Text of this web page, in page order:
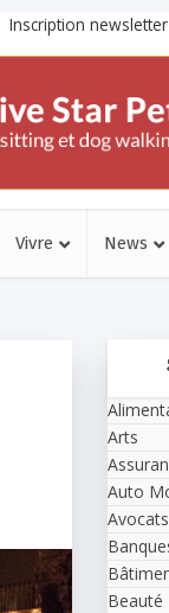
Inscription newsletter
Vivre News
Arts
Auto
Avocats
Beauté